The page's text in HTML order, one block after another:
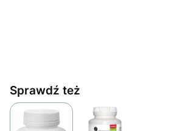
Sprawdź też